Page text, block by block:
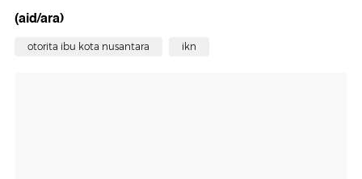
(aid/ara)
otorita ibu kota nusantara ikn